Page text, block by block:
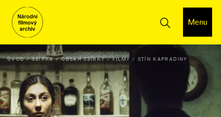
Menu
ÚVOD SBÍRKA OBSAH SBÍRKY FILMY STÍN KAPRADINY